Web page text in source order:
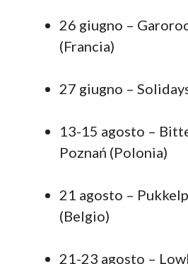
26 giugno –
(Francia)
27 giugno –
13-15 agosto –
Poznań (Polonia)
21 agosto –
(Belgio)
21-23 agosto –